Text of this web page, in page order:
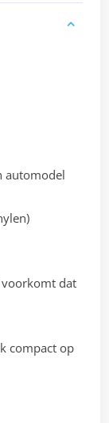
automodel
voorkomt dat
compact op